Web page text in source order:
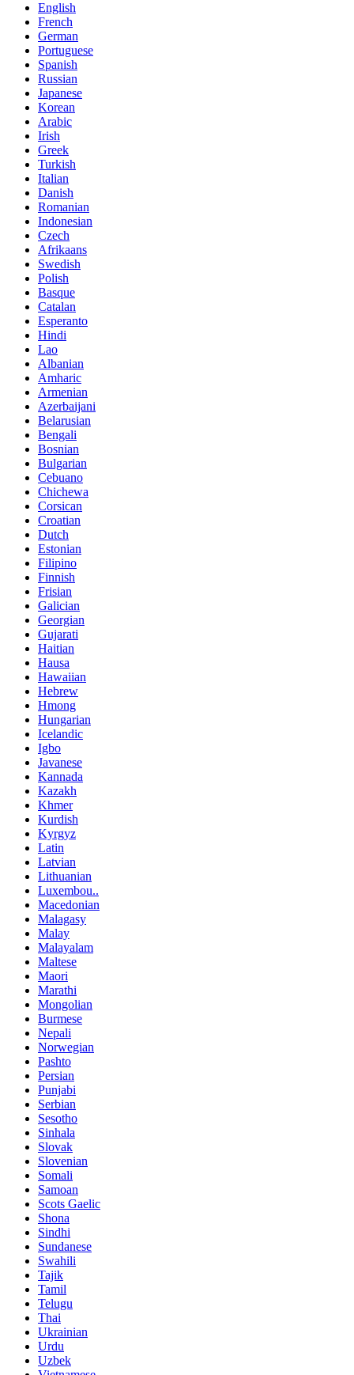
English
French
German
Portuguese
Spanish
Russian
Japanese
Korean
Arabic
Irish
Greek
Turkish
Italian
Danish
Romanian
Indonesian
Czech
Afrikaans
Swedish
Polish
Basque
Catalan
Esperanto
Hindi
Lao
Albanian
Amharic
Armenian
Azerbaijani
Belarusian
Bengali
Bosnian
Bulgarian
Cebuano
Chichewa
Corsican
Croatian
Dutch
Estonian
Filipino
Finnish
Frisian
Galician
Georgian
Gujarati
Haitian
Hausa
Hawaiian
Hebrew
Hmong
Hungarian
Icelandic
Igbo
Javanese
Kannada
Kazakh
Khmer
Kurdish
Kyrgyz
Latin
Latvian
Lithuanian
Luxembou..
Macedonian
Malagasy
Malay
Malayalam
Maltese
Maori
Marathi
Mongolian
Burmese
Nepali
Norwegian
Pashto
Persian
Punjabi
Serbian
Sesotho
Sinhala
Slovak
Slovenian
Somali
Samoan
Scots Gaelic
Shona
Sindhi
Sundanese
Swahili
Tajik
Tamil
Telugu
Thai
Ukrainian
Urdu
Uzbek